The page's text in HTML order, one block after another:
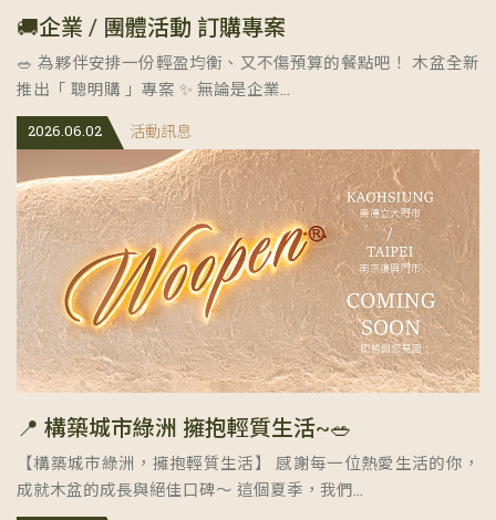
🚚企業 / 團體活動 訂購專案
🥗 為夥伴安排一份輕盈均衡、又不傷預算的餐點吧！ 木盆全新
推出「 聰明購 」專案 ✨ 無論是企業...
2026.06.02 活動訊息
📍 構築城市綠洲 擁抱輕質生活~🥗
【構築城市綠洲，擁抱輕質生活】 感謝每一位熱愛生活的你，
成就木盆的成長與絕佳口碑～ 這個夏季，我們...